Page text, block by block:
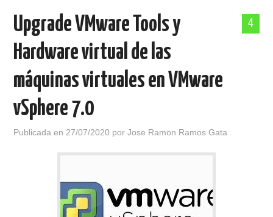
4
Upgrade VMware Tools y
Hardware virtual de las
máquinas virtuales en VMware
vSphere 7.0
Publicada en 27/07/2020 porJose Ramon Ramos Gata